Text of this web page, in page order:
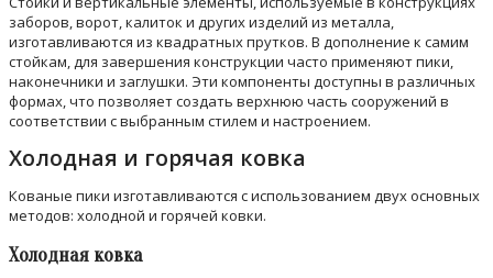
заборов, ворот, калиток и других изделий из металла,
изготавливаются из квадратных прутков. В дополнение к самим
стойкам, для завершения конструкции часто применяют пики,
наконечники и заглушки. Эти компоненты доступны в различных
формах, что позволяет создать верхнюю часть сооружений в
соответствии с выбранным стилем и настроением.
Холодная и горячая ковка
Кованые пики изготавливаются с использованием двух основных
методов: холодной и горячей ковки.
Холодная ковка